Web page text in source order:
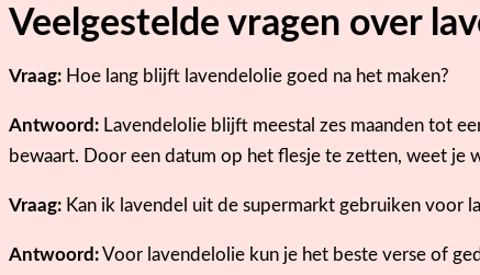
Veelgestelde vragen over
Vraag: Hoe lang blijft lavendelolie goed na het maken?
Antwoord: Lavendelolie blijft meestal zes maanden tot
bewaart. Door een datum op het flesje te zetten, weet je
Vraag: Kan ik lavendel uit de supermarkt gebruiken voor
Antwoord:Voor lavendelolie kun je het beste verse of